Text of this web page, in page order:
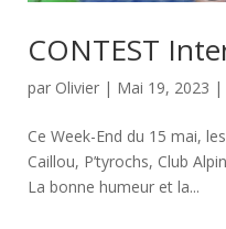
CONTEST
par Olivier | Mai 19, 2023 |
Ce Week-End du 15 mai,
Caillou, P’tyrochs, Club
La bonne humeur et la...